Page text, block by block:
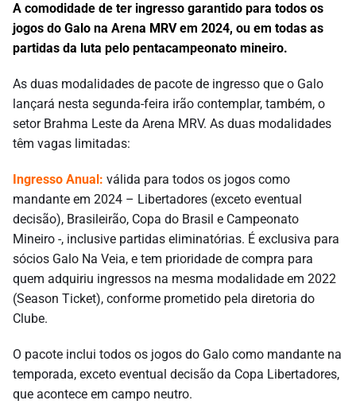
A comodidade de ter ingresso garantido para todos os
jogos do Galo na Arena MRV em 2024, ou em todas as
partidas da luta pelo pentacampeonato mineiro.
As duas modalidades de pacote de ingresso que o Galo
lançará nesta segunda-feira irão contemplar, também, o
setor Brahma Leste da Arena MRV. As duas modalidades
têm vagas limitadas:
Ingresso Anual: válida para todos os jogos como
mandante em 2024 – Libertadores (exceto eventual
decisão), Brasileirão, Copa do Brasil e Campeonato
Mineiro -, inclusive partidas eliminatórias. É exclusiva para
sócios Galo Na Veia, e tem prioridade de compra para
quem adquiriu ingressos na mesma modalidade em 2022
(Season Ticket), conforme prometido pela diretoria do
Clube.
O pacote inclui todos os jogos do Galo como mandante na
temporada, exceto eventual decisão da Copa Libertadores,
que acontece em campo neutro.